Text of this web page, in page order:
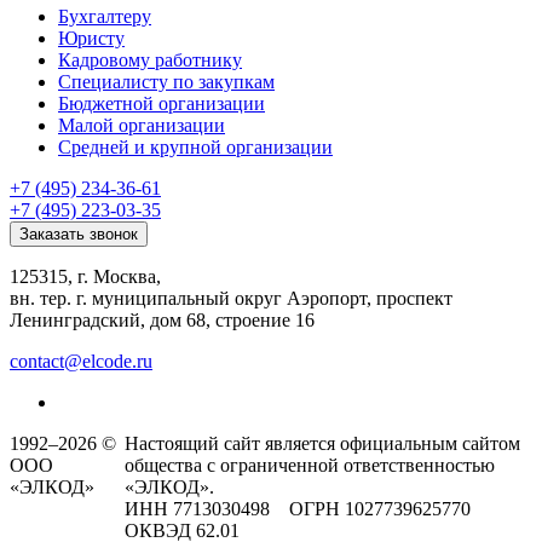
Бухгалтеру
Юристу
Кадровому работнику
Специалисту по закупкам
Бюджетной организации
Малой организации
Средней и крупной организации
+7 (495) 234-36-61
+7 (495) 223-03-35
Заказать звонок
125315, г. Москва,
вн. тер. г. муниципальный округ Аэропорт, проспект
Ленинградский, дом 68, строение 16
contact@elcode.ru
1992–2026 ©
ООО
«ЭЛКОД»
Настоящий сайт является официальным сайтом
общества с ограниченной ответственностью
«ЭЛКОД».
ИНН 7713030498 ОГРН 1027739625770
ОКВЭД 62.01